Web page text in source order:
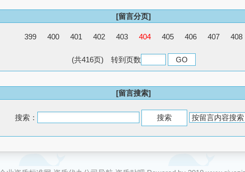
[留言分页]
399 400 401 402 403 404 405 406 407 408
(共416页) 转到页数
[留言搜索]
搜索：